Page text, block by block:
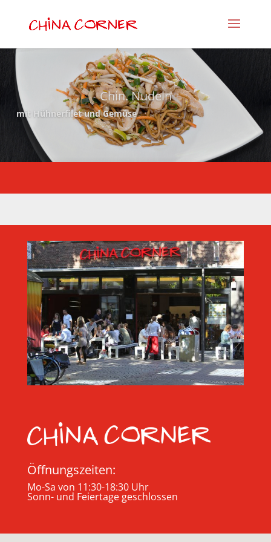
Chin. Nudeln
mit Hühnerfilet und Gemüse
Öffnungszeiten:
Mo-Sa von 11:30-18:30 Uhr
Sonn- und Feiertage geschlossen